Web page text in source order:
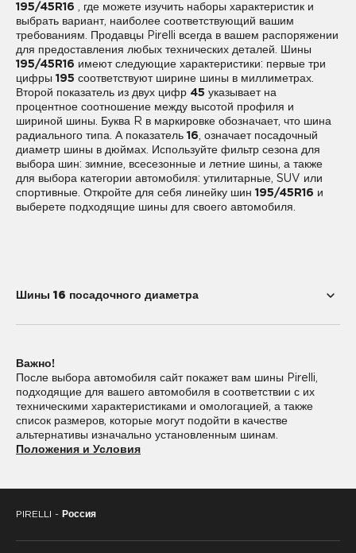
195/45R16 , где можете изучить наборы характеристик и
выбрать вариант, наиболее соответствующий вашим
требованиям. Продавцы Pirelli всегда в вашем распоряжении
для предоставления любых технических деталей. Шины
195/45R16 имеют следующие характеристики: первые три
цифры 195 соответствуют ширине шины в миллиметрах.
Второй показатель из двух цифр 45 указывает на
процентное соотношение между высотой профиля и
шириной шины. Буква R в маркировке обозначает, что шина
радиального типа. А показатель 16, означает посадочный
диаметр шины в дюймах. Используйте фильтр сезона для
выбора шин: зимние, всесезонные и летние шины, а также
для выбора категории автомобиля: утилитарные, SUV или
спортивные. Откройте для себя линейку шин 195/45R16 и
выберете подходящие шины для своего автомобиля.
Шины 16 посадочного диаметра
195/45R16
195/60R16 205/45R16
205/50R16 205/55R16
205/80R16 215/45R16
Важно!
После выбора автомобиля сайт покажет вам шины Pirelli,
подходящие для вашего автомобиля в соответствии с их
техническими характеристиками и омологацией, а также
список размеров, которые могут подойти в качестве
альтернативы изначально установленным шинам.
Положения и Условия
PIRELLI - Россия